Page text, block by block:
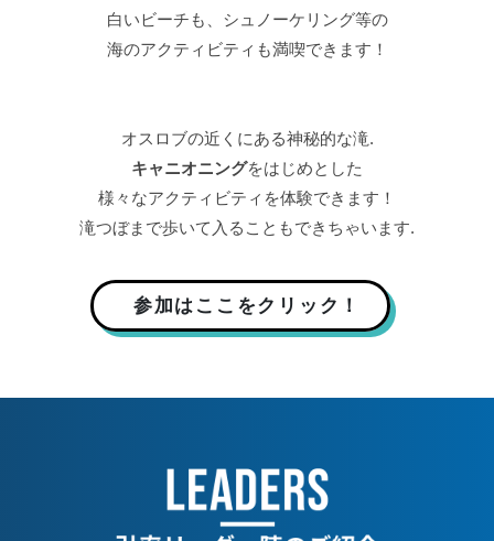
白いビーチも、シュノーケリング等の
海のアクティビティも満喫できます！
オスロブの近くにある神秘的な滝.
キャニオニングをはじめとした
様々なアクティビティを体験できます！
滝つぼまで歩いて入ることもできちゃいます.
参加はここをクリック！